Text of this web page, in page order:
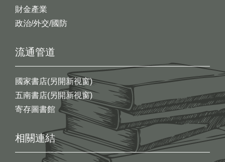
財金產業
政治/外交/國防
流通管道
國家書店(另開新視窗)
五南書店(另開新視窗)
寄存圖書館
相關連結